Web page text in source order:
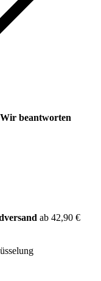
beantworten
ab 42,90 €